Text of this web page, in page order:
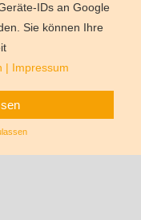
Deutschland Florida
IDs an Google
Sie können Ihre
| Impressum